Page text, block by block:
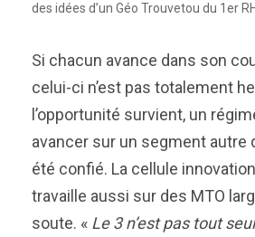
des idées d’un Géo Trouvetou du 1er
Si chacun avance dans son
celui-ci n’est pas totalement
l’opportunité survient, un
avancer sur un segment autre
été confié. La cellule
travaille aussi sur des MTO
soute. « Le 3 n’est pas tout